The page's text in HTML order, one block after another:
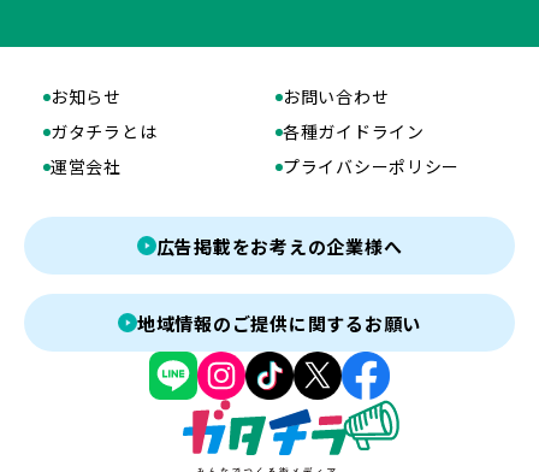
お知らせ
お問い合わせ
ガタチラとは
各種ガイドライン
運営会社
プライバシーポリシー
広告掲載をお考えの企業様へ
地域情報のご提供に関するお願い